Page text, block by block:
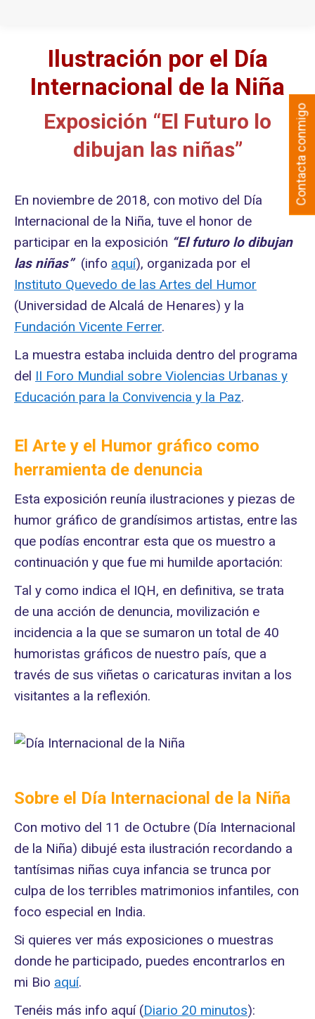
Ilustración por el Día
Internacional de la Niña
Exposición “El Futuro lo
dibujan las niñas”
En noviembre de 2018, con motivo del Día
Internacional de la Niña, tuve el honor de
participar en la exposición “El futuro lo dibujan
las niñas” (info aquí), organizada por el
Instituto Quevedo de las Artes del Humor
(Universidad de Alcalá de Henares) y la
Fundación Vicente Ferrer.
La muestra estaba incluida dentro del programa
del II Foro Mundial sobre Violencias Urbanas y
Educación para la Convivencia y la Paz.
El Arte y el Humor gráfico como
herramienta de denuncia
Esta exposición reunía ilustraciones y piezas de
humor gráfico de grandísimos artistas, entre las
que podías encontrar esta que os muestro a
continuación y que fue mi humilde aportación:
Tal y como indica el IQH, en definitiva, se trata
de una acción de denuncia, movilización e
incidencia a la que se sumaron un total de 40
humoristas gráficos de nuestro país, que a
través de sus viñetas o caricaturas invitan a los
visitantes a la reflexión.
Sobre el Día Internacional de la Niña
Con motivo del 11 de Octubre (Día Internacional
de la Niña) dibujé esta ilustración recordando a
tantísimas niñas cuya infancia se trunca por
culpa de los terribles matrimonios infantiles, con
foco especial en India.
Si quieres ver más exposiciones o muestras
donde he participado, puedes encontrarlos en
mi Bio aquí.
Tenéis más info aquí (Diario 20 minutos):
Contacta conmigo